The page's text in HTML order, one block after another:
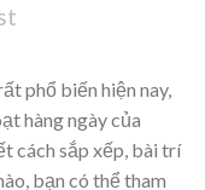
phổ biến hiện nay,
hàng ngày của
cách sắp xếp, bài trí
bạn có thể tham